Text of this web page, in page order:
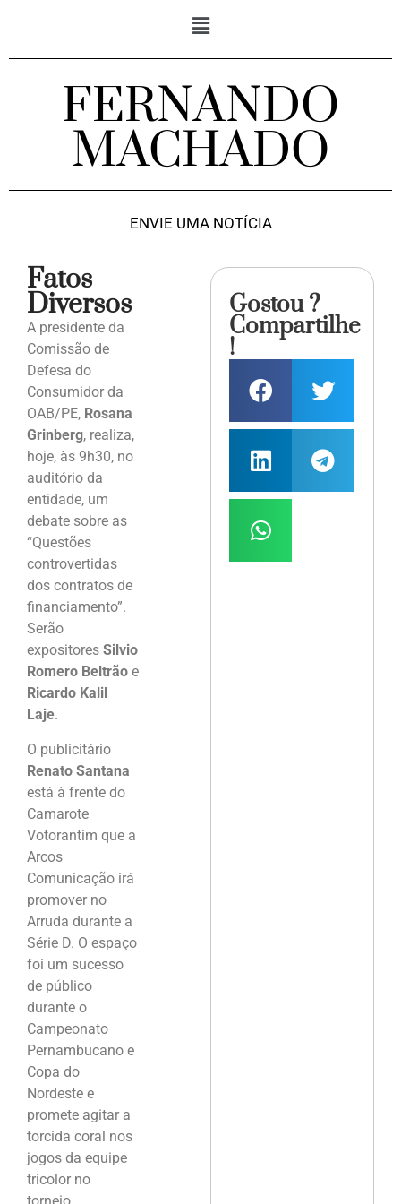
FERNANDO
MACHADO
ENVIE UMA NOTÍCIA
Fatos
Diversos
A presidente da
Comissão de
Defesa do
Consumidor da
OAB/PE, Rosana
Grinberg, realiza,
hoje, às 9h30, no
auditório da
entidade, um
debate sobre as
“Questões
controvertidas
dos contratos de
financiamento”.
Serão
expositores Silvio
Romero Beltrão e
Ricardo Kalil
Laje.
O publicitário
Renato Santana
está à frente do
Camarote
Votorantim que a
Arcos
Comunicação irá
promover no
Arruda durante a
Série D. O espaço
foi um sucesso
de público
durante o
Campeonato
Pernambucano e
Copa do
Nordeste e
promete agitar a
torcida coral nos
jogos da equipe
tricolor no
Gostou ?
Compartilhe
!